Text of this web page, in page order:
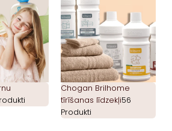
Chogan Brilhome
tīrīšanas līdzekļi56
Produkti